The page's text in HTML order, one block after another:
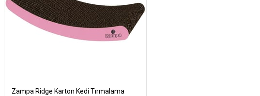
Zampa Ridge Karton Kedi Tırmalama